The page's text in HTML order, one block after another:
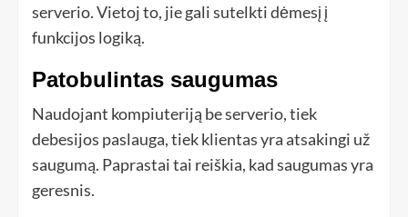
serverio. Vietoj to, jie gali sutelkti dėmesį į
funkcijos logiką.
Patobulintas saugumas
Naudojant kompiuteriją be serverio, tiek
debesijos paslauga, tiek klientas yra atsakingi už
saugumą. Paprastai tai reiškia, kad saugumas yra
geresnis.